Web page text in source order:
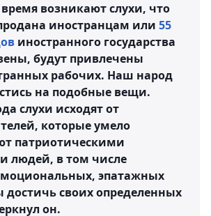
время возникают слухи, что
иностранцам или 55
иностранного государства
будут привлечены
рабочих. Наш народ
на подобные вещи.
слухи исходят от
которые умело
патриотическими
людей, в том числе
эпатажных
своих определенных
он.